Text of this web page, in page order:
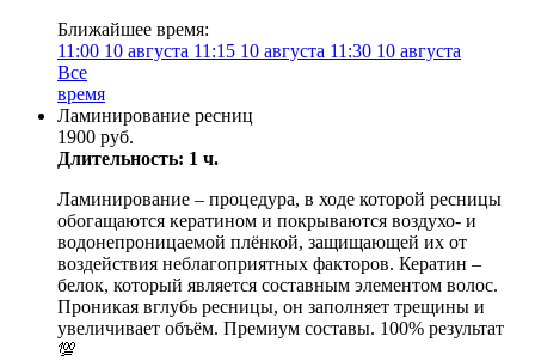
Ближайшее время:
11:00 10 августа 11:15 10 августа 11:30 10 августа
Все
время
Ламинирование ресниц
1900 руб.
Длительность: 1 ч.
Ламинирование – процедура, в ходе которой ресницы
обогащаются кератином и покрываются воздухо- и
водонепроницаемой плёнкой, защищающей их от
воздействия неблагоприятных факторов. Кератин –
белок, который является составным элементом волос.
Проникая вглубь ресницы, он заполняет трещины и
увеличивает объём. Премиум составы. 100% результат
💯